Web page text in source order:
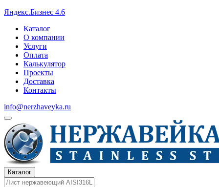
Яндекс.Бизнес 4.6
Каталог
О компании
Услуги
Оплата
Калькулятор
Проекты
Доставка
Контакты
info@nerzhaveyka.ru
Каталог